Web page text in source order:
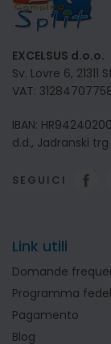
EXCELSUS d.o.o.
Sv. Lovre 6,
VAT:
IBAN:
d.d., Jadranski trg
SEGUICI
Link utili
Domande
Programma
Pagamento
Blog